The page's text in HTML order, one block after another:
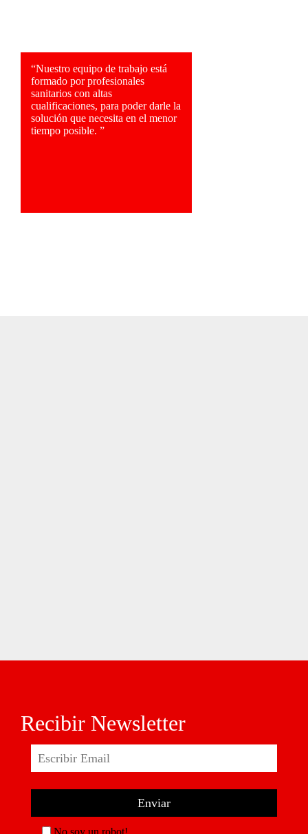
“Nuestro equipo de trabajo está
formado por profesionales
sanitarios con altas
cualificaciones, para poder darle la
solución que necesita en el menor
tiempo posible. ”
Recibir Newsletter
No soy un robot!